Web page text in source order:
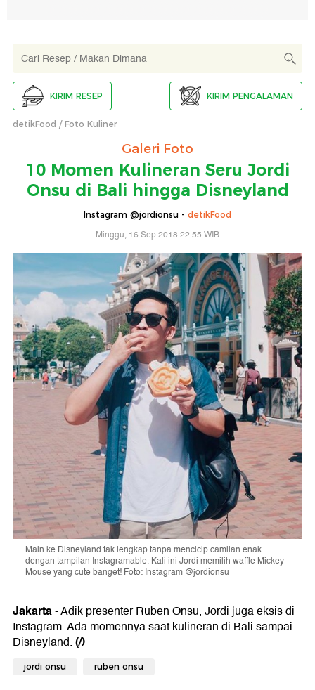
KIRIM RESEP KIRIM PENGALAMAN
detikFood Foto Kuliner
Galeri Foto
10 Momen Kulineran Seru Jordi
Onsu di Bali hingga Disneyland
Instagram @jordionsu - detikFood
Minggu, 16 Sep 2018 22:55 WIB
Main ke Disneyland tak lengkap tanpa mencicip camilan enak
dengan tampilan Instagramable. Kali ini Jordi memilih waffle Mickey
Mouse yang cute banget! Foto: Instagram @jordionsu
Jakarta- Adik presenter Ruben Onsu, Jordi juga eksis di
Instagram. Ada momennya saat kulineran di Bali sampai
Disneyland.(/)
jordi onsu ruben onsu